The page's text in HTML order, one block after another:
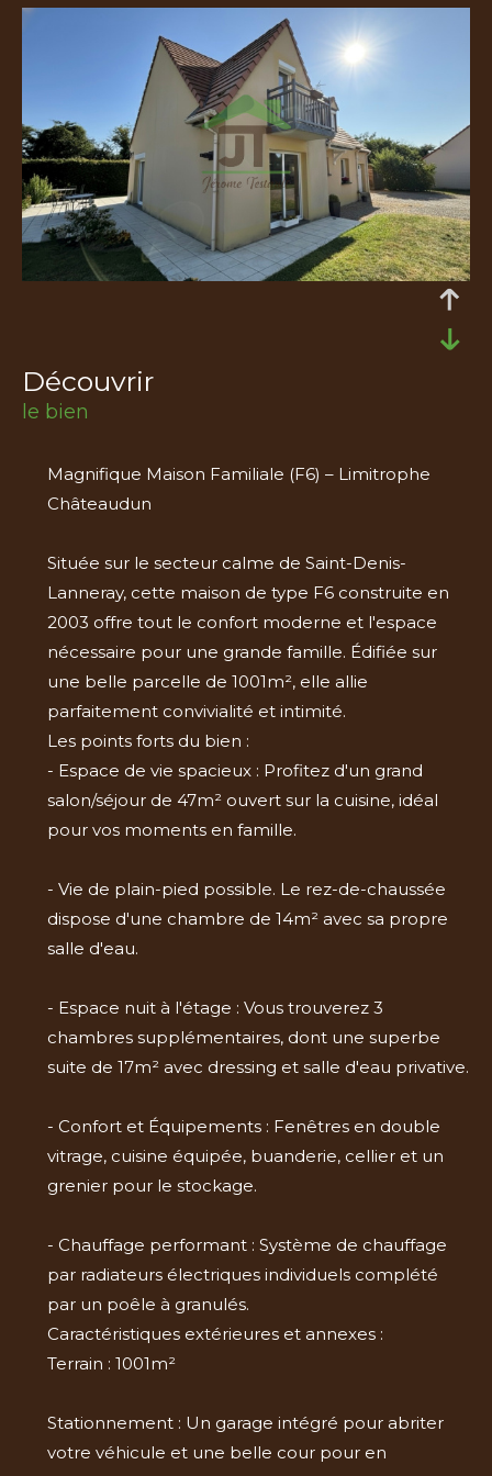
découvrir
le bien
Magnifique Maison Familiale (F6) – Limitrophe
Châteaudun
Située sur le secteur calme de Saint-Denis-
Lanneray, cette maison de type F6 construite en
2003 offre tout le confort moderne et l'espace
nécessaire pour une grande famille. Édifiée sur
une belle parcelle de 1001m², elle allie
parfaitement convivialité et intimité.
Les points forts du bien :
- Espace de vie spacieux : Profitez d'un grand
salon/séjour de 47m² ouvert sur la cuisine, idéal
pour vos moments en famille.
- Vie de plain-pied possible. Le rez-de-chaussée
dispose d'une chambre de 14m² avec sa propre
salle d'eau.
- Espace nuit à l'étage : Vous trouverez 3
chambres supplémentaires, dont une superbe
suite de 17m² avec dressing et salle d'eau privative.
- Confort et Équipements : Fenêtres en double
vitrage, cuisine équipée, buanderie, cellier et un
grenier pour le stockage.
- Chauffage performant : Système de chauffage
par radiateurs électriques individuels complété
par un poêle à granulés.
Caractéristiques extérieures et annexes :
Terrain : 1001m²
Stationnement : Un garage intégré pour abriter
votre véhicule et une belle cour pour en